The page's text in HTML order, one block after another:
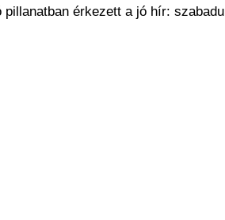
érkezett a jó hír: